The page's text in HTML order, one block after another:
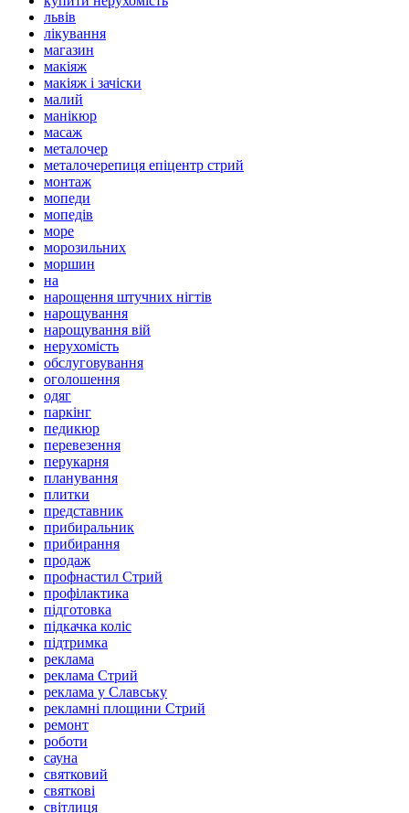
львів
лікування
магазин
макіяж
макіяж і зачіски
малий
манікюр
масаж
металочер
металочерепиця епіцентр стрий
монтаж
мопеди
мопедів
море
морозильних
моршин
на
нарощення штучних нігтів
нарощування
нарощування вій
нерухомість
обслуговування
оголошення
одяг
паркінг
педикюр
перевезення
перукарня
планування
плитки
представник
прибиральник
прибирання
продаж
профнастил Стрий
профілактика
підготовка
підкачка коліс
підтримка
реклама
реклама Стрий
реклама у Славську
рекламні площини Стрий
ремонт
роботи
сауна
святковий
святкові
світлиця